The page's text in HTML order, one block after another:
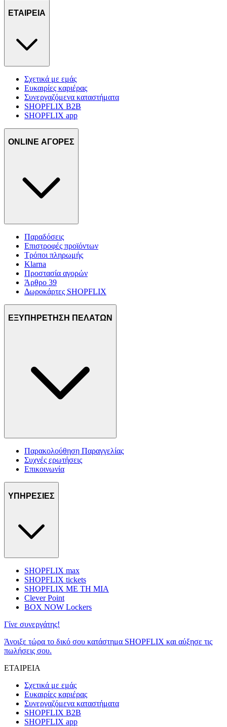
δικτύωσης, διαφημίσεων και ανάλυσης.
ΕΤΑΙΡΕΙΑ
Σχετικά με εμάς
Ευκαιρίες καριέρας
Συνεργαζόμενα καταστήματα
SHOPFLIX B2B
SHOPFLIX app
ONLINE ΑΓΟΡΕΣ
Παραδόσεις
Επιστροφές προϊόντων
Τρόποι πληρωμής
Klarna
Προστασία αγορών
Άρθρο 39
Δωροκάρτες SHOPFLIX
ΕΞΥΠΗΡΕΤΗΣΗ ΠΕΛΑΤΩΝ
Παρακολούθηση Παραγγελίας
Συχνές ερωτήσεις
Επικοινωνία
ΥΠΗΡΕΣΙΕΣ
SHOPFLIX max
SHOPFLIX tickets
SHOPFLIX ΜΕ ΤΗ ΜΙΑ
Clever Point
BOX NOW Lockers
Γίνε συνεργάτης!
Άνοιξε τώρα το δικό σου κατάστημα SHOPFLIX και αύξησε τις
πωλήσεις σου.
ΕΤΑΙΡΕΙΑ
Σχετικά με εμάς
Ευκαιρίες καριέρας
Συνεργαζόμενα καταστήματα
SHOPFLIX B2B
SHOPFLIX app